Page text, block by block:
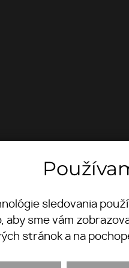
sledovania
sme vám
stránok a na